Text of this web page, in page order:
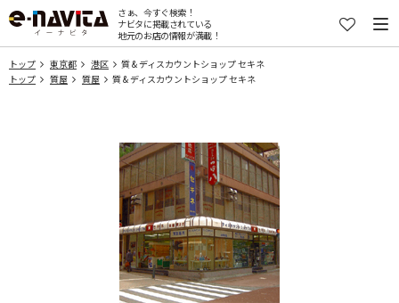
さぁ、今すぐ検索！
ナビタに掲載されている
地元のお店の情報が満載！
トップ 東京都 港区
質 & ディスカウントショップ セキネ
トップ
質屋 質屋 質 & ディスカウントショップ セキネ